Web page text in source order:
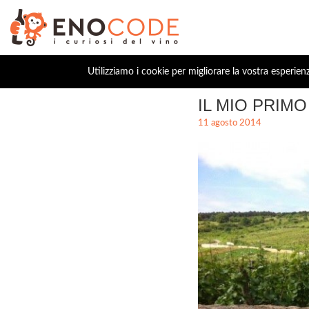
Utilizziamo i cookie per migliorare la vostra
IL MIO
11 agosto 2014